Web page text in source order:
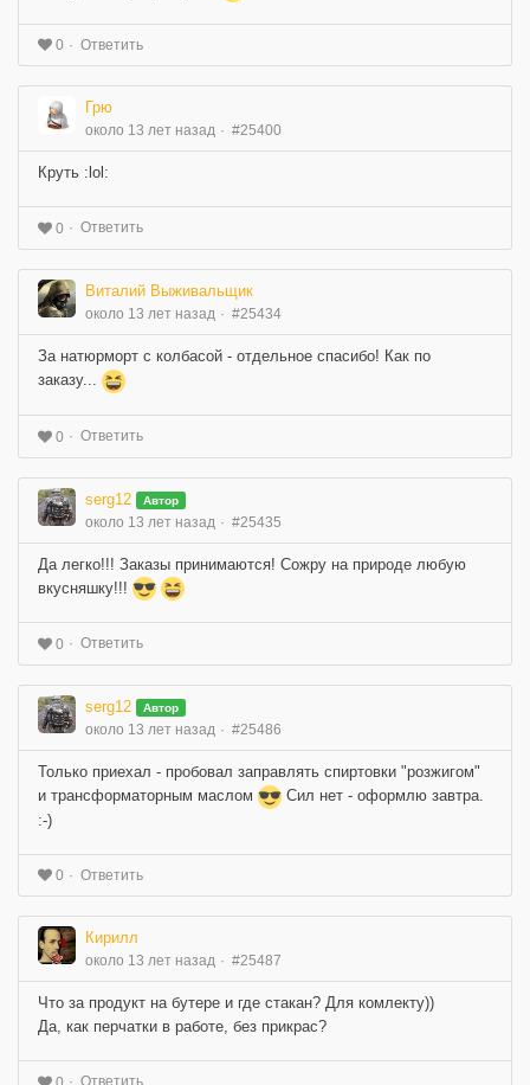
0 Ответить
Грю
около 13 лет назад #25400
Круть :lol:
0 Ответить
Виталий Выживальщик
около 13 лет назад #25434
За натюрморт с колбасой - отдельное спасибо! Как по
заказу...
0 Ответить
serg12 Автор
около 13 лет назад #25435
Да легко!!! Заказы принимаются! Сожру на природе любую
вкусняшку!!!
0 Ответить
serg12 Автор
около 13 лет назад #25486
Только приехал - пробовал заправлять спиртовки "розжигом"
и трансформаторным маслом
Сил нет - оформлю завтра.
:-)
0 Ответить
Кирилл
около 13 лет назад #25487
Что за продукт на бутере и где стакан? Для комлекту))
Да, как перчатки в работе, без прикрас?